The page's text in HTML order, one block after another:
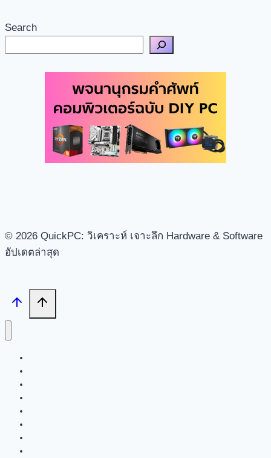
Search
© 2026 QuickPC: วิเคราะห์ เจาะลึก Hardware & Software
อัปเดตล่าสุด